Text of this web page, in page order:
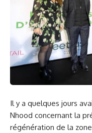
Il y a quelques jours
Nhood concernant la
régénération de la